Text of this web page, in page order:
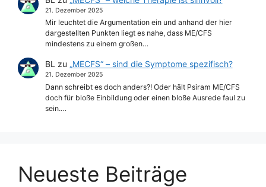
21. Dezember 2025
Mir leuchtet die Argumentation ein und anhand der hier
dargestellten Punkten liegt es nahe, dass ME/CFS
mindestens zu einem großen…
BL zu „MECFS“ – sind die Symptome spezifisch?
21. Dezember 2025
Dann schreibt es doch anders?! Oder hält Psiram ME/CFS
doch für bloße Einbildung oder einen bloße Ausrede faul zu
sein.…
Neueste Beiträge